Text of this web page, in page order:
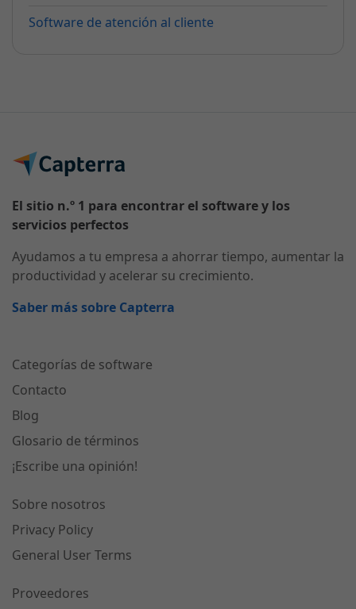
Software de atención al cliente
El sitio n.º 1 para encontrar el software y los
servicios perfectos
Ayudamos a tu empresa a ahorrar tiempo, aumentar la
productividad y acelerar su crecimiento.
Saber más sobre Capterra
Categorías de software
Contacto
Blog
Glosario de términos
¡Escribe una opinión!
Sobre nosotros
Privacy Policy
General User Terms
Proveedores